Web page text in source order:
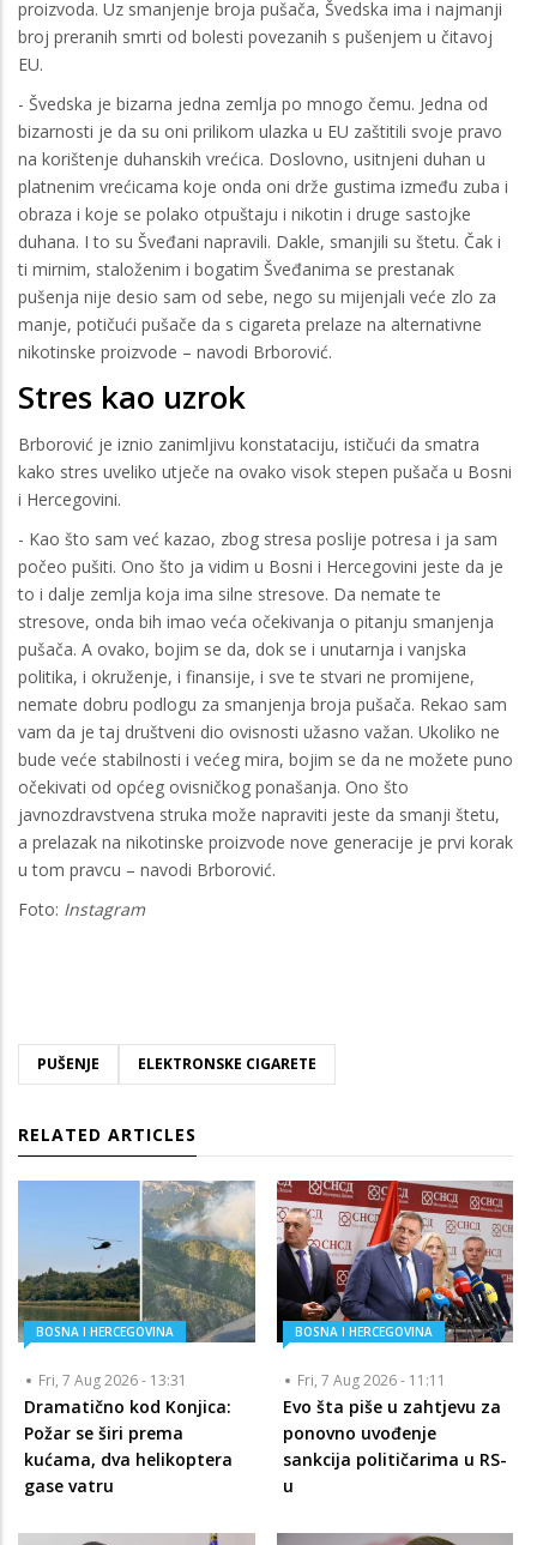
proizvoda. Uz smanjenje broja pušača, Švedska ima i najmanji
broj preranih smrti od bolesti povezanih s pušenjem u čitavoj
EU.
- Švedska je bizarna jedna zemlja po mnogo čemu. Jedna od
bizarnosti je da su oni prilikom ulazka u EU zaštitili svoje pravo
na korištenje duhanskih vrećica. Doslovno, usitnjeni duhan u
platnenim vrećicama koje onda oni drže gustima između zuba i
obraza i koje se polako otpuštaju i nikotin i druge sastojke
duhana. I to su Šveđani napravili. Dakle, smanjili su štetu. Čak i
ti mirnim, staloženim i bogatim Šveđanima se prestanak
pušenja nije desio sam od sebe, nego su mijenjali veće zlo za
manje, potičući pušače da s cigareta prelaze na alternativne
nikotinske proizvode – navodi Brborović.
Stres kao uzrok
Brborović je iznio zanimljivu konstataciju, ističući da smatra
kako stres uveliko utječe na ovako visok stepen pušača u Bosni
i Hercegovini.
- Kao što sam već kazao, zbog stresa poslije potresa i ja sam
počeo pušiti. Ono što ja vidim u Bosni i Hercegovini jeste da je
to i dalje zemlja koja ima silne stresove. Da nemate te
stresove, onda bih imao veća očekivanja o pitanju smanjenja
pušača. A ovako, bojim se da, dok se i unutarnja i vanjska
politika, i okruženje, i finansije, i sve te stvari ne promijene,
nemate dobru podlogu za smanjenja broja pušača. Rekao sam
vam da je taj društveni dio ovisnosti užasno važan. Ukoliko ne
bude veće stabilnosti i većeg mira, bojim se da ne možete puno
očekivati od općeg ovisničkog ponašanja. Ono što
javnozdravstvena struka može napraviti jeste da smanji štetu,
a prelazak na nikotinske proizvode nove generacije je prvi korak
u tom pravcu – navodi Brborović.
Foto: Instagram
PUŠENJE ELEKTRONSKE CIGARETE
RELATED ARTICLES
BOSNA I HERCEGOVINA
Fri, 7 Aug 2026 - 13:31
Dramatično kod Konjica:
Požar se širi prema
kućama, dva helikoptera
gase vatru
BOSNA I HERCEGOVINA
Fri, 7 Aug 2026 - 11:11
Evo šta piše u zahtjevu za
ponovno uvođenje
sankcija političarima u RS-
u